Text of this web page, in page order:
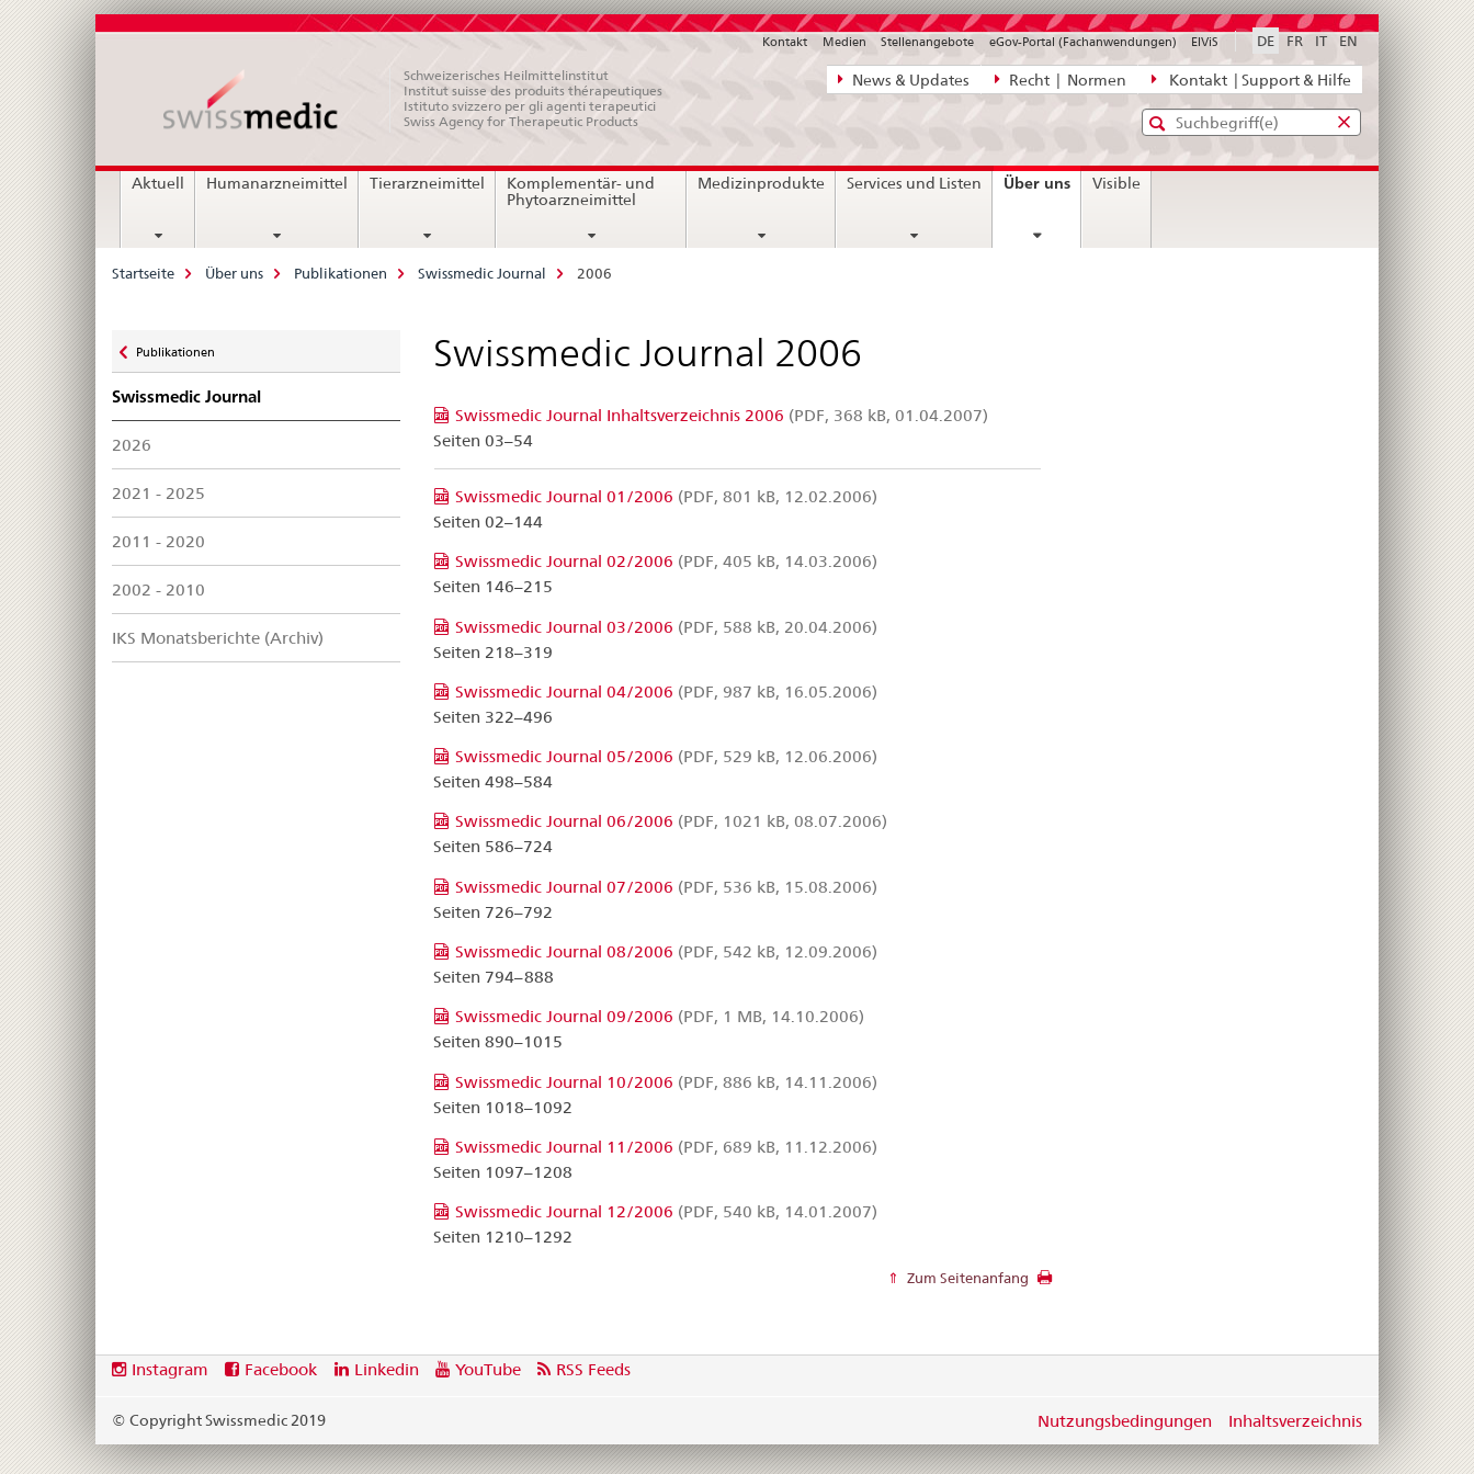
Direktnavigation
News,
Kontakt
News & Updates Recht | Normen Kontakt | Support & Hilfe
DE FR IT EN
Kontakt Medien Stellenangebote eGov-Portal (Fachanwendungen) ElViS
Schweizerisches Heilmittelinstitut
Institut suisse des produits thérapeutiques
Istituto svizzero per gli agenti terapeutici
Swiss Agency for Therapeutic Products
Standard-
Suche
Eingabefenster
diefür
Hauptnavigation
Aktuell Humanarzneimittel Tierarzneimittel
Komplementär- und
Phytoarzneimittel
Medizinprodukte Services und Listen Über unscurrent
Visible
Breadcrumb
Startseite Über uns Publikationen Swissmedic Journal 2006
zu
Publikationen
Swissmedic Journal
2026
2021 - 2025
2011 - 2020
2002 - 2010
IKS Monatsberichte (Archiv)
Swissmedic Journal 2006
Swissmedic Journal Inhaltsverzeichnis 2006 (PDF, 368 kB, 01.04.2007)
Seiten 03–54
Swissmedic Journal 01/2006 (PDF, 801 kB, 12.02.2006)
Seiten 02–144
Swissmedic Journal 02/2006 (PDF, 405 kB, 14.03.2006)
Seiten 146–215
Swissmedic Journal 03/2006 (PDF, 588 kB, 20.04.2006)
Seiten 218–319
Swissmedic Journal 04/2006 (PDF, 987 kB, 16.05.2006)
Seiten 322–496
Swissmedic Journal 05/2006 (PDF, 529 kB, 12.06.2006)
Seiten 498–584
Swissmedic Journal 06/2006 (PDF, 1021 kB, 08.07.2006)
Seiten 586–724
Swissmedic Journal 07/2006 (PDF, 536 kB, 15.08.2006)
Seiten 726–792
Swissmedic Journal 08/2006 (PDF, 542 kB, 12.09.2006)
Seiten 794–888
Swissmedic Journal 09/2006 (PDF, 1 MB, 14.10.2006)
Seiten 890–1015
Swissmedic Journal 10/2006 (PDF, 886 kB, 14.11.2006)
Seiten 1018–1092
Swissmedic Journal 11/2006 (PDF, 689 kB, 11.12.2006)
Seiten 1097–1208
Swissmedic Journal 12/2006 (PDF, 540 kB, 14.01.2007)
Seiten 1210–1292
Zum Seitenanfang
Footer
Social
links
Instagram Facebook Linkedin YouTube RSS Feeds
© Copyright Swissmedic 2019 Nutzungsbedingungen Inhaltsverzeichnis